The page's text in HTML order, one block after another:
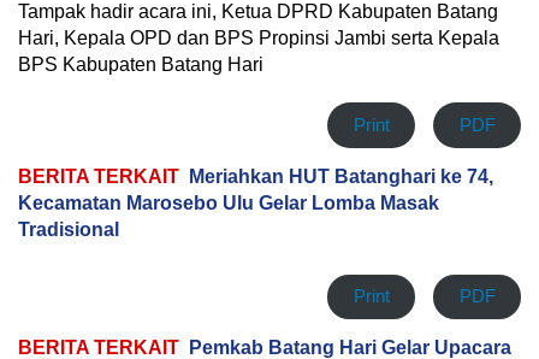
Tampak hadir acara ini, Ketua DPRD Kabupaten Batang
Hari, Kepala OPD dan BPS Propinsi Jambi serta Kepala
BPS Kabupaten Batang Hari
Print PDF
BERITA TERKAIT
Meriahkan HUT Batanghari ke 74,
Kecamatan Marosebo Ulu Gelar Lomba Masak
Tradisional
Print PDF
BERITA TERKAIT
Pemkab Batang Hari Gelar Upacara